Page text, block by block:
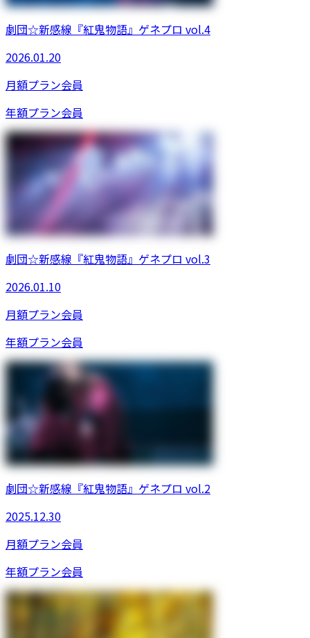
劇団☆新感線『紅鬼物語』ゲネプロ vol.4
2026.01.20
月額プラン会員
年額プラン会員
劇団☆新感線『紅鬼物語』ゲネプロ vol.3
2026.01.10
月額プラン会員
年額プラン会員
劇団☆新感線『紅鬼物語』ゲネプロ vol.2
2025.12.30
月額プラン会員
年額プラン会員